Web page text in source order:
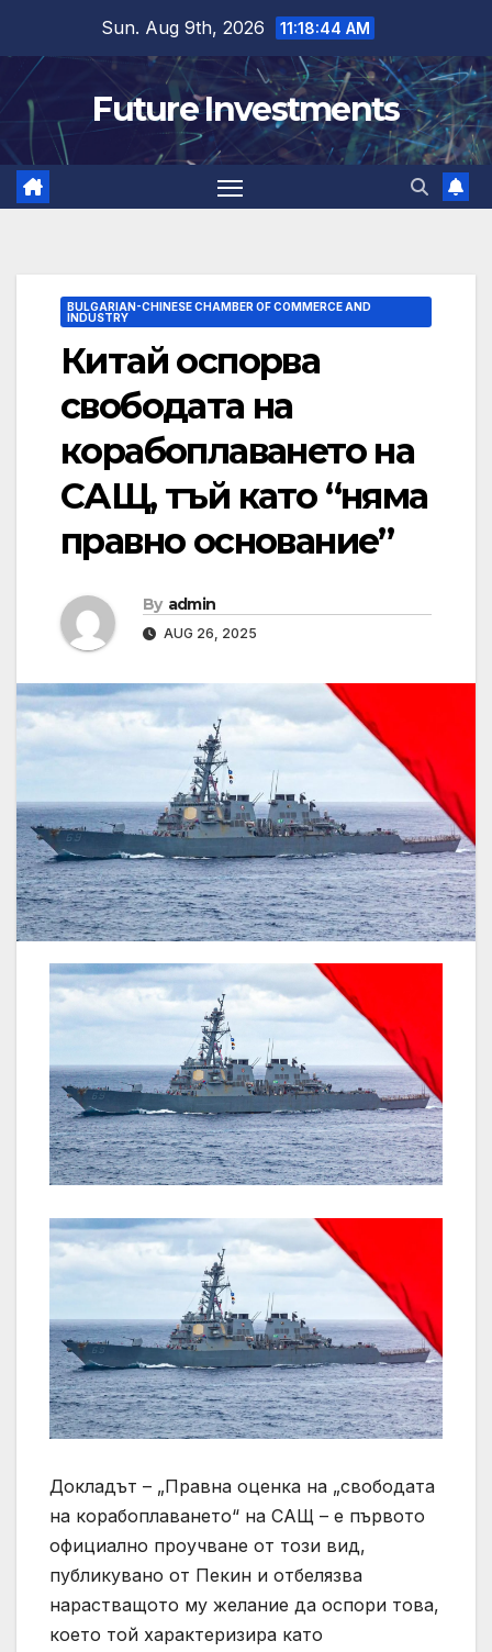
content
Sun. Aug 9th, 2026 11:18:45 AM
Future Investments
BULGARIAN-CHINESE CHAMBER OF COMMERCE AND
INDUSTRY
Китай оспорва
свободата на
корабоплаването на
САЩ, тъй като “няма
правно основание”
By admin
AUG 26, 2025
Докладът – „Правна оценка на „свободата
на корабоплаването“ на САЩ – е първото
официално проучване от този вид,
публикувано от Пекин и отбелязва
нарастващото му желание да оспори това,
което той характеризира като